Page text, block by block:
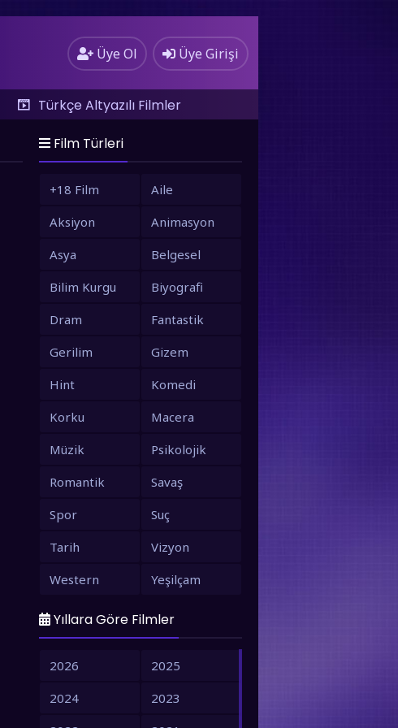
Üye Ol Üye Girişi
Türkçe Altyazılı Filmler
Film Türleri
+18 Film
Aile
Aksiyon
Animasyon
Asya
Belgesel
Bilim Kurgu
Biyografi
Dram
Fantastik
Gerilim
Gizem
Hint
Komedi
Korku
Macera
Müzik
Psikolojik
Romantik
Savaş
Spor
Suç
Tarih
Vizyon
Western
Yeşilçam
Yıllara Göre Filmler
2026
2025
2024
2023